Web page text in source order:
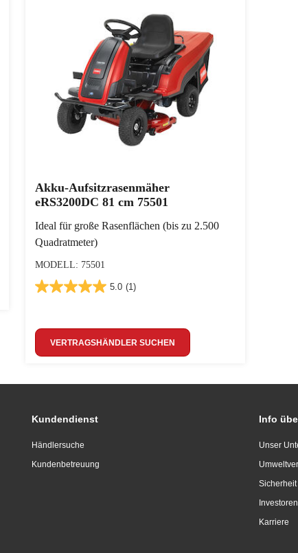
Akku-Aufsitzrasenmäher
eRS3200DC 81 cm 75501
Ideal für große Rasenflächen (bis zu 2.500
Quadratmeter)
MODELL: 75501
5.0 (1)
VERTRAGSHÄNDLER SUCHEN
Kundendienst
Händlersuche
Kundenbetreuung
Info
Unser
Sicherheit
Investoren
Karriere